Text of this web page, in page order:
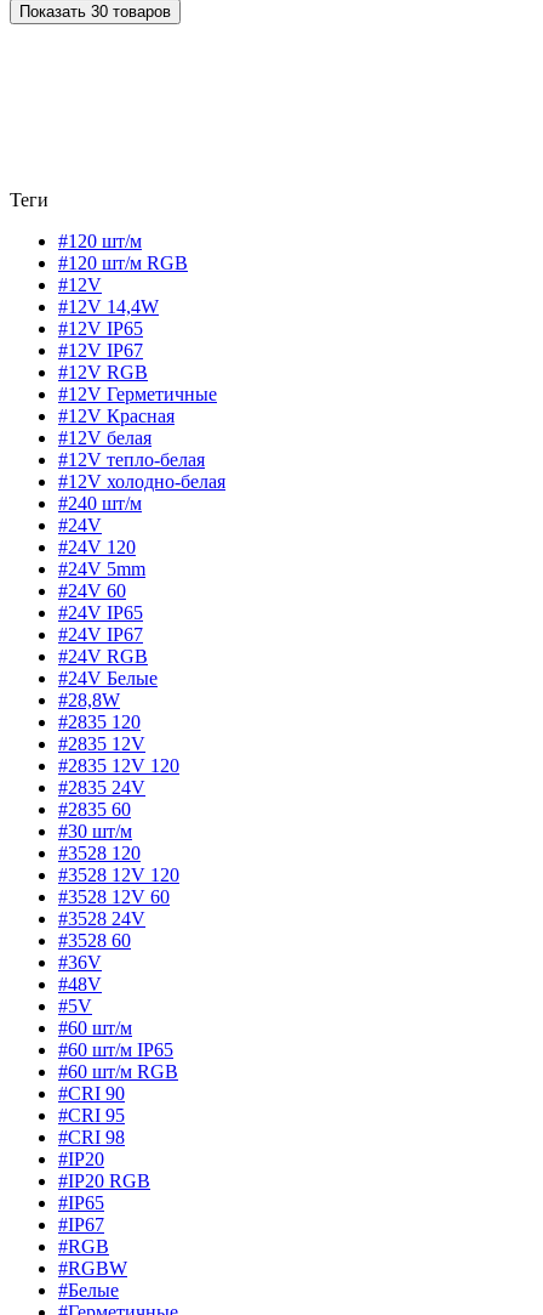
Показать 30 товаров
Теги
#120 шт/м
#120 шт/м RGB
#12V
#12V 14,4W
#12V IP65
#12V IP67
#12V RGB
#12V Герметичные
#12V Красная
#12V белая
#12V тепло-белая
#12V холодно-белая
#240 шт/м
#24V
#24V 120
#24V 5mm
#24V 60
#24V IP65
#24V IP67
#24V RGB
#24V Белые
#28,8W
#2835 120
#2835 12V
#2835 12V 120
#2835 24V
#2835 60
#30 шт/м
#3528 120
#3528 12V 120
#3528 12V 60
#3528 24V
#3528 60
#36V
#48V
#5V
#60 шт/м
#60 шт/м IP65
#60 шт/м RGB
#CRI 90
#CRI 95
#CRI 98
#IP20
#IP20 RGB
#IP65
#IP67
#RGB
#RGBW
#Белые